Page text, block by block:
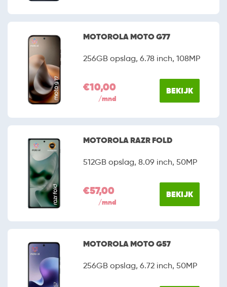
MOTOROLA MOTO G77
256GB opslag, 6.78 inch, 108MP
€10,00
/mnd
BEKIJK
MOTOROLA RAZR FOLD
512GB opslag, 8.09 inch, 50MP
€57,00
/mnd
BEKIJK
MOTOROLA MOTO G57
256GB opslag, 6.72 inch, 50MP